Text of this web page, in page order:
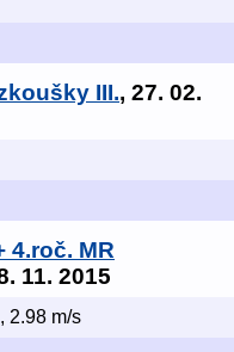
III., 27. 02.
4.roč. MR
11. 2015
2.98 m/s